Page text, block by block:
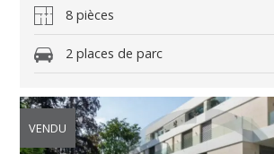
8 pièces
2 places de parc
VENDU